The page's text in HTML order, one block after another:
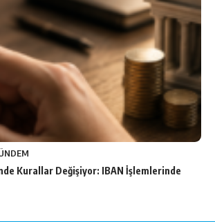
Kurallar Değişiyor: IBAN İşlemlerinde